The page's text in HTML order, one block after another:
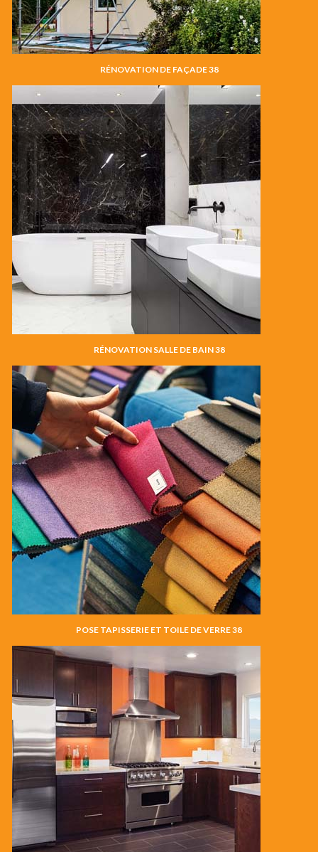
RÉNOVATION DE FAÇADE 38
RÉNOVATION SALLE DE BAIN 38
POSE TAPISSERIE ET TOILE DE VERRE 38